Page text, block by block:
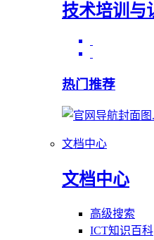
技术培训与
热门推荐
文档中心
文档中心
高级搜索
ICT知识百科